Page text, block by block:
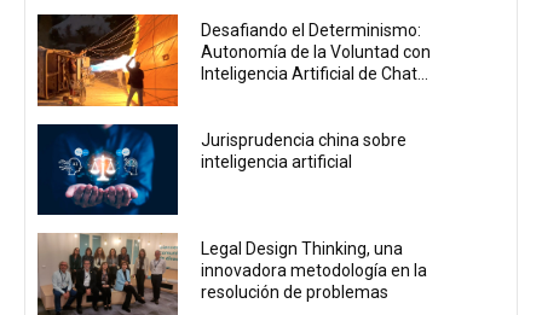
Desafiando el Determinismo:
Autonomía de la Voluntad con
Inteligencia Artificial de Chat...
Jurisprudencia china sobre
inteligencia artificial
Legal Design Thinking, una
innovadora metodología en la
resolución de problemas